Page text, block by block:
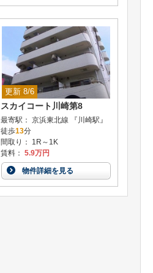
更新 8/6
スカイコート川崎第8
最寄駅： 京浜東北線 『川崎駅』
徒歩13分
間取り： 1R～1K
賃料： 5.9万円
物件詳細を見る